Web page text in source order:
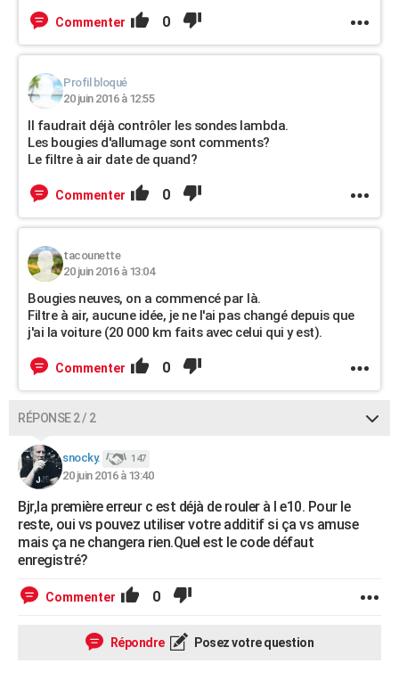
Commenter 0
Profil bloqué
20 juin 2016 à 12:55
Il faudrait déjà contrôler les sondes lambda.
Les bougies d'allumage sont comments?
Le filtre à air date de quand?
Commenter 0
tacounette
20 juin 2016 à 13:04
Bougies neuves, on a commencé par là.
Filtre à air, aucune idée, je ne l'ai pas changé depuis que
j'ai la voiture (20 000 km faits avec celui qui y est).
Commenter 0
RÉPONSE 2 / 2
snocky. 147
20 juin 2016 à 13:40
Bjr,la première erreur c est déjà de rouler à l e10. Pour le
reste, oui vs pouvez utiliser votre additif si ça vs amuse
mais ça ne changera rien.Quel est le code défaut
enregistré?
Commenter 0
Répondre Posez votre question